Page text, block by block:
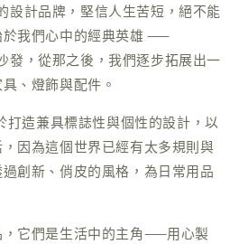
設計品牌，堅信人生苦短，絕不能
我們心中的經典英雄 ——
，從那之後，我們逐步拓展出一
、燈飾與配件。
打造兼具標誌性與個性的設計，以
因為這個世界已經有太多規則與
創新、俏皮的風格，為日常用品
它們是生活中的主角——用心製